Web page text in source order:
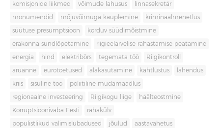
komisjonide liikmed võimude lahusus linnasekretär
monumendid mõjuvõimuga kauplemine kriminaalmenetlus
süütuse presumptsioon korduv süüdimõistmine
erakonna sundlõpetamine riigieelarvelise rahastamise peatamine
energia hind elektribörs tegemata töö Riigikontroll
aruanne eurotoetused alakasutamine kahtlustus lahendus
kriis sisuline töö poliitiline mudamaadlus
regionaalne investeering Riigikogu liige häälteostmine
Korruptsioonivaba Eesti rahakülv
populistlikud valimislubadused jõulud aastavahetus